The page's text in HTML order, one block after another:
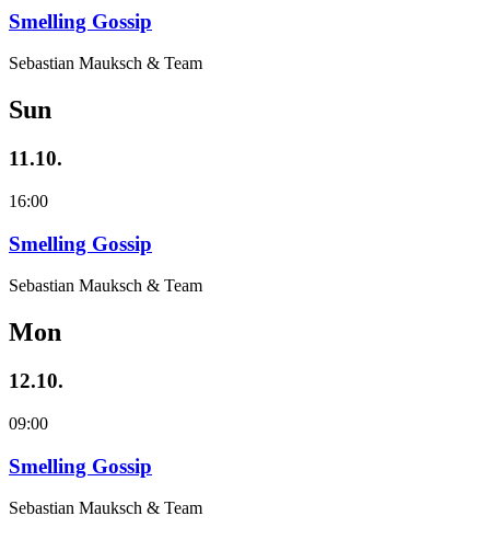
Smelling Gossip
Sebastian Mauksch & Team
Sun
11.10.
16:00
Smelling Gossip
Sebastian Mauksch & Team
Mon
12.10.
09:00
Smelling Gossip
Sebastian Mauksch & Team